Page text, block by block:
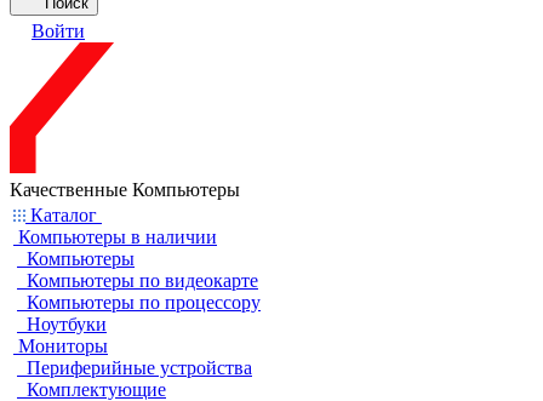
Войти
Качественные Компьютеры
Каталог
Компьютеры в наличии
Компьютеры
Компьютеры по видеокарте
Компьютеры по процессору
Ноутбуки
Мониторы
Периферийные устройства
Комплектующие